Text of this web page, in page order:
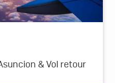
& Vol retour